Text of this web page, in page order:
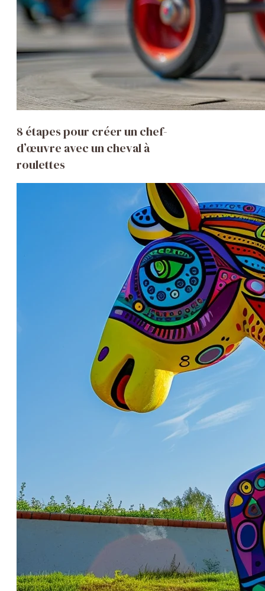
8 étapes pour créer un chef-
d’œuvre avec un cheval à
roulettes